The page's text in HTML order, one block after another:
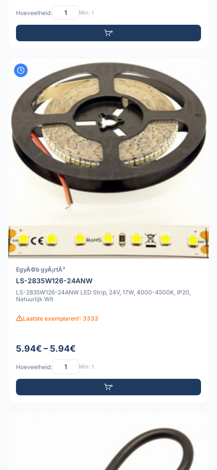
Hoeveelheid: Min: 1
EgyÃ©b gyÃ¡rtÃ³
LS-2835W126-24ANW
LS-2835W126-24ANW LED Strip, 24V, 17W, 4000-4500K, IP20,
Natuurlijk Wit
Laatste exemplaren!: 3333
5.94€ – 5.94€
Hoeveelheid: Min: 1